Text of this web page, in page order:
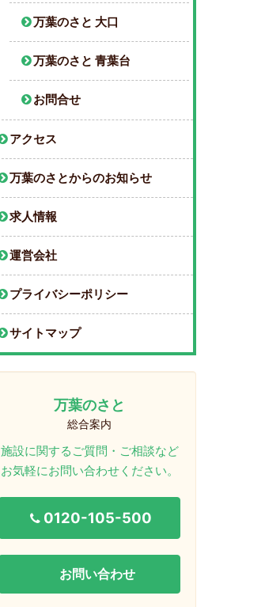
万葉のさと 大口
万葉のさと 青葉台
お問合せ
アクセス
万葉のさとからのお知らせ
求人情報
運営会社
プライバシーポリシー
サイトマップ
万葉のさと
総合案内
施設に関するご質問・ご相談など
お気軽にお問い合わせください。
0120-105-500
お問い合わせ